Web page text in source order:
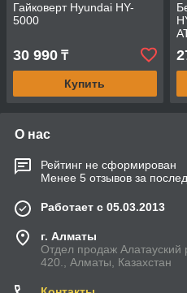
Гайковерт Hyundai HY-
5000
30 990 ₸
Купить
О нас
Рейтинг не сформирован
Менее 5 отзывов за
Работает с 05.03.2013
г. Алматы
Отдел продаж
420., Алматы, Казахстан